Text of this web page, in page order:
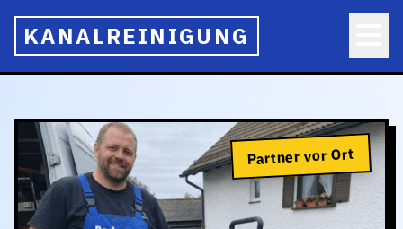
KANALREINIGUNG
Partner vor Ort